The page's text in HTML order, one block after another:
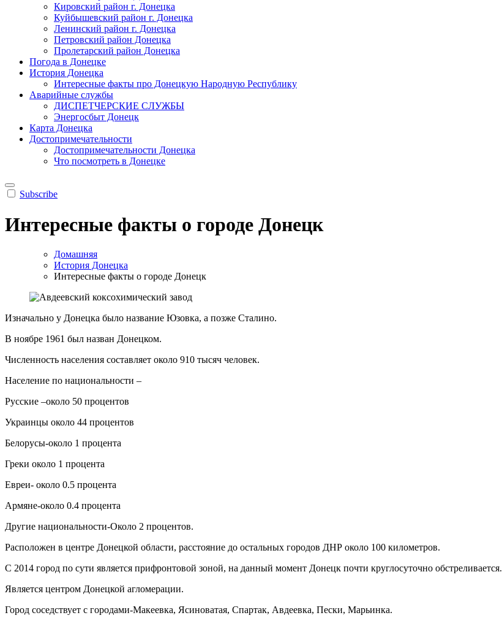
Кировский район г. Донецка
Куйбышевский район г. Донецка
Ленинский район г. Донецка
Петровский район Донецка
Пролетарский район Донецка
Погода в Донецке
История Донецка
Интересные факты про Донецкую Народную Республику
Аварийные службы
ДИСПЕТЧЕРСКИЕ СЛУЖБЫ
Энергосбыт Донецк
Карта Донецка
Достопримечательности
Достопримечательности Донецка
Что посмотреть в Донецке
Subscribe
Интересные факты о городе Донецк
Домашняя
История Донецка
Интересные факты о городе Донецк
Изначально у Донецка было название Юзовка, а позже Сталино.
В ноябре 1961 был назван Донецком.
Численность населения составляет около 910 тысяч человек.
Население по национальности –
Русские –около 50 процентов
Украинцы около 44 процентов
Белорусы-около 1 процента
Греки около 1 процента
Евреи- около 0.5 процента
Армяне-около 0.4 процента
Другие национальности-Около 2 процентов.
Расположен в центре Донецкой области, расстояние до остальных городов ДНР около 100 километров.
С 2014 город по сути является прифронтовой зоной, на данный момент Донецк почти круглосуточно обстреливается.
Является центром Донецкой агломерации.
Город соседствует с городами-Макеевка, Ясиноватая, Спартак, Авдеевка, Пески, Марьинка.